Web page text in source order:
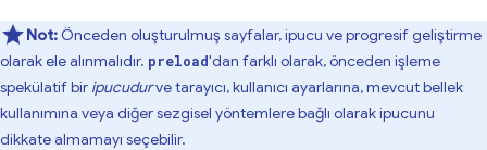
Not: Önceden oluşturulmuş sayfalar, ipucu ve progresif geliştirme
olarak ele alınmalıdır. preload'dan farklı olarak, önceden işleme
spekülatif bir ipucudurve tarayıcı, kullanıcı ayarlarına, mevcut bellek
kullanımına veya diğer sezgisel yöntemlere bağlı olarak ipucunu
dikkate almamayı seçebilir.